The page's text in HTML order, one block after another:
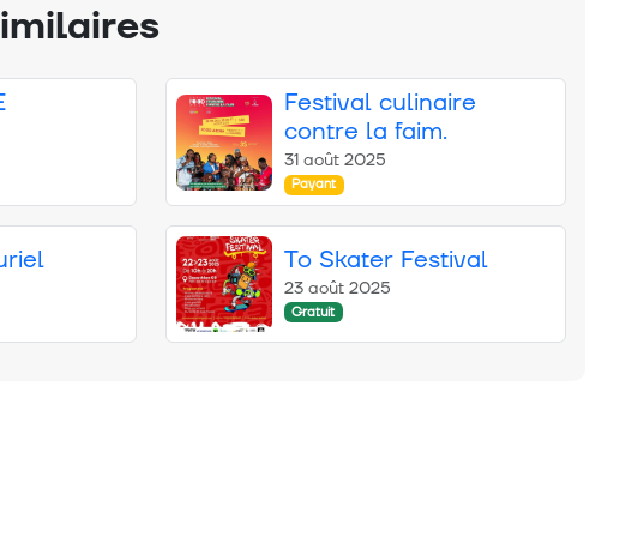
Festival culinaire
contre la faim.
31 août 2025
Payant
To Skater Festival
23 août 2025
Gratuit